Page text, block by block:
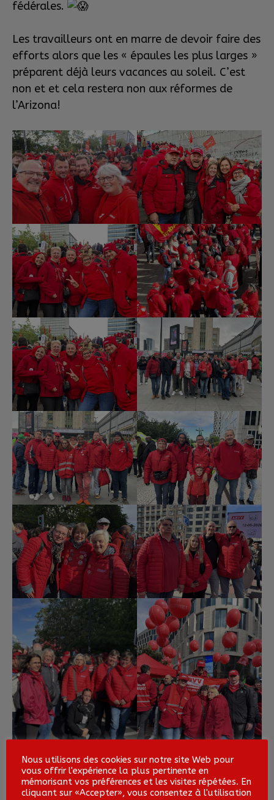
fédérales.
Les travailleurs ont en marre de devoir faire des
efforts alors que les « épaules les plus larges »
préparent déjà leurs vacances au soleil. C’est
non et et cela restera non aux réformes de
l’Arizona!
Nous utilisons des cookies sur notre site Web pour
vous offrir l'expérience la plus pertinente en
mémorisant vos préférences et les visites répétées. En
cliquant sur «Accepter», vous consentez à l'utilisation